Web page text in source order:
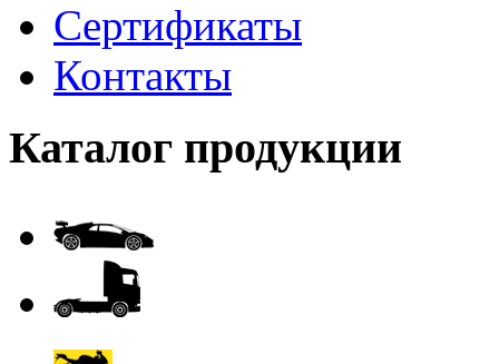
Сертификаты
Контакты
Каталог продукции